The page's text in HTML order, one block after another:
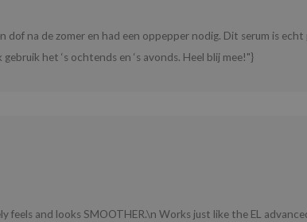
dof na de zomer en had een oppepper nodig. Dit serum is
het ‘s ochtends en ‘s avonds. Heel blij mee!"}
feels and looks SMOOTHER.\n Works just like the EL